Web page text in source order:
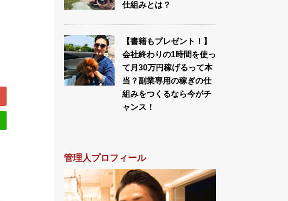
仕組みとは？
【書籍もプレゼント！】
会社終わりの1時間を使っ
て月30万円稼げるって本
当？副業専用の稼ぎの仕
組みをつくるなら今がチ
ャンス！
管理人プロフィール